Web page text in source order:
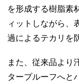
を形成する樹脂素
ィットしながら、
過によるテカリを
また、従来品より
タープルーフへと